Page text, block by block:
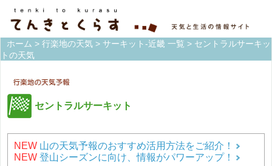
ホーム > 行楽地の天気 > サーキット-近畿 一覧 > セントラルサーキッ
トの天気
セントラルサーキット
NEW 山の天気予報のおすすめ活用方法をご紹介！
NEW 登山シーズンに向け、情報がパワーアップ！